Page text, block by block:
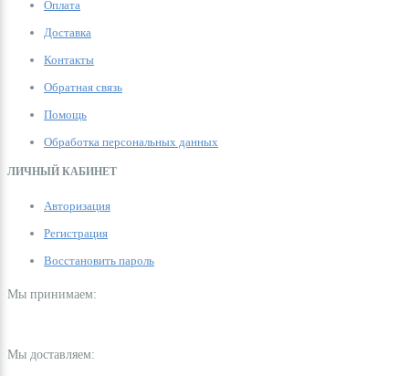
Оплата
Доставка
Контакты
Обратная связь
Помощь
Обработка персональных данных
ЛИЧНЫЙ КАБИНЕТ
Авторизация
Регистрация
Восстановить пароль
Мы принимаем:
Мы доставляем: